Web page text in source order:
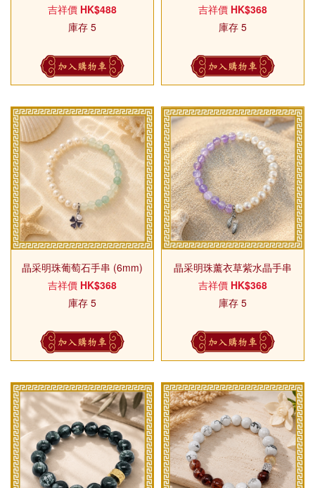
吉祥價 HK$488
庫存 5
加入購物車
吉祥價 HK$368
庫存 5
加入購物車
晶采明珠葡萄石手串 (6mm)
吉祥價 HK$368
庫存 5
加入購物車
晶采明珠薰衣草紫水晶手串
(6mm)
吉祥價 HK$368
庫存 5
加入購物車